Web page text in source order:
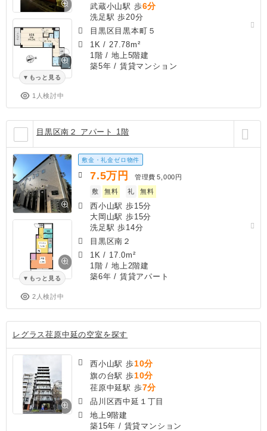
もっと見る
1人検討中
武蔵小山駅 歩6分
洗足駅 歩20分
目黒区目黒本町５
1K / 27.78m²
1階 / 地上5階建
築5年 / 賃貸マンション
目黒区南２ アパート 1階
もっと見る
2人検討中
敷金・礼金ゼロ物件
7.5万円 管理費 5,000円
敷
無料 礼 無料
西小山駅 歩15分
大岡山駅 歩15分
洗足駅 歩14分
目黒区南２
1K / 17.0m²
1階 / 地上2階建
築6年 / 賃貸アパート
レグラス荏原中延の空室を探す
西小山駅 歩10分
旗の台駅 歩10分
荏原中延駅 歩7分
品川区西中延１丁目
地上9階建
築15年 / 賃貸マンション